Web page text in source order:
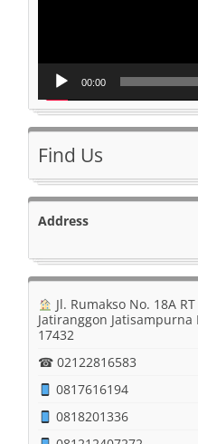
00:00
Find Us
Address
Jl. Rumakso No. 18A
Jatiranggon Jatisampurna
17432
☎ 02122816583
0817616194
0818201336